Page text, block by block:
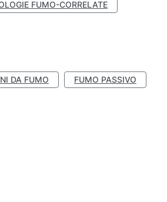
FUMO-CORRELATE
DA FUMO
FUMO PASSIVO